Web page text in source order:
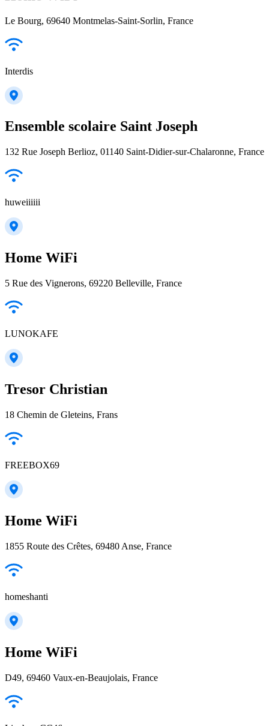
Le Bourg, 69640 Montmelas-Saint-Sorlin, France
Interdis
Ensemble scolaire Saint Joseph
132 Rue Joseph Berlioz, 01140 Saint-Didier-sur-Chalaronne, France
huweiiiiii
Home WiFi
5 Rue des Vignerons, 69220 Belleville, France
LUNOKAFE
Tresor Christian
18 Chemin de Gleteins, Frans
FREEBOX69
Home WiFi
1855 Route des Crêtes, 69480 Anse, France
homeshanti
Home WiFi
D49, 69460 Vaux-en-Beaujolais, France